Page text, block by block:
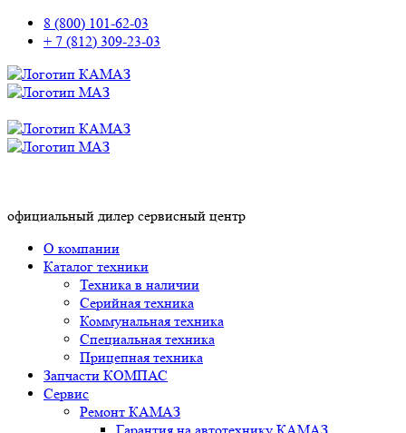
8 (800) 101-62-03
+ 7 (812) 309-23-03
официальный дилер сервисный центр
О компании
Каталог техники
Техника в наличии
Серийная техника
Коммунальная техника
Специальная техника
Прицепная техника
Запчасти КОМПАС
Сервис
Ремонт КАМАЗ